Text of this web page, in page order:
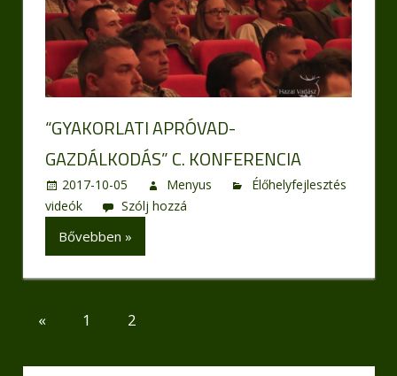
“GYAKORLATI APRÓVAD-
GAZDÁLKODÁS” C. KONFERENCIA
2017-10-05 Menyus
Élőhelyfejlesztés
videók
Szólj hozzá
Bővebben »
Bejegyzések
«Previous
1 2